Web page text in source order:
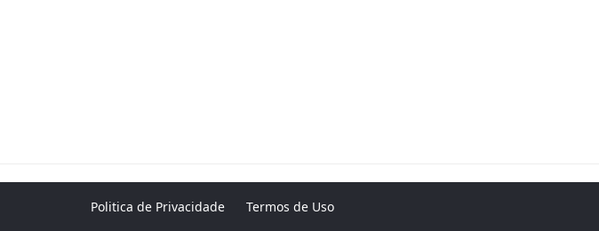
Politica de Privacidade Termos de Uso